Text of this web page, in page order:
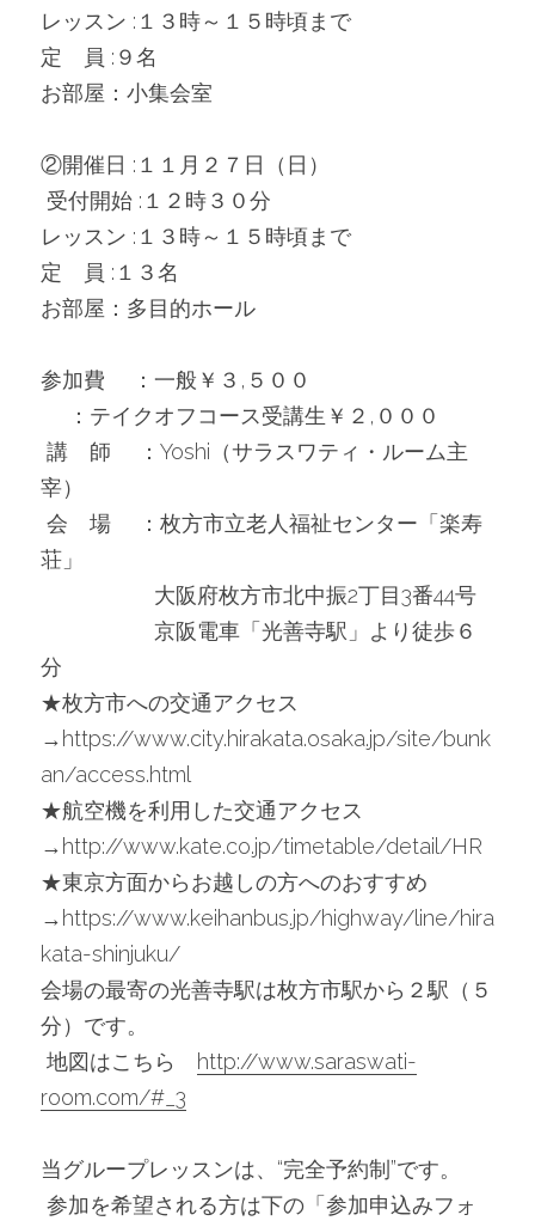
レッスン :１３時～１５時頃まで
定　員 :９名
お部屋：小集会室
②開催日 :１１月２７日（日）
受付開始 :１２時３０分
レッスン :１３時～１５時頃まで
定　員 :１３名
お部屋：多目的ホール
参加費 　：一般￥３,５００
：テイクオフコース受講生￥２,０００
宰）
荘」
大阪府枚方市北中振2丁目3番44号
分
★枚方市への交通アクセス
→https://www.city.hirakata.osaka.jp/site/bunk
an/access.html
★航空機を利用した交通アクセス
→http://www.kate.co.jp/timetable/detail/HR
★東京方面からお越しの方へのおすすめ
→https://www.keihanbus.jp/highway/line/hira
kata-shinjuku/
会場の最寄の光善寺駅は枚方市駅から２駅（５
分）です。
地図はこちら http://www.saraswati-
room.com/#_3
当グループレッスンは、“完全予約制”です。